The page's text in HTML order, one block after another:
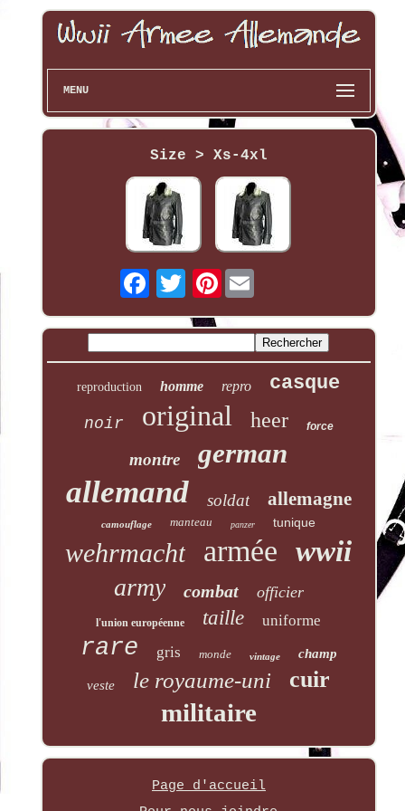
MENU
Size > Xs-4xl
Pinterest
reproduction homme repro casque
noir original heer force
montre german
allemand soldat allemagne
camouflage manteau panzer tunique
wehrmacht armée wwii
army combat officier
l'union européenne taille uniforme
rare gris monde vintage champ
veste le royaume-uni cuir
militaire
Page d'accueil